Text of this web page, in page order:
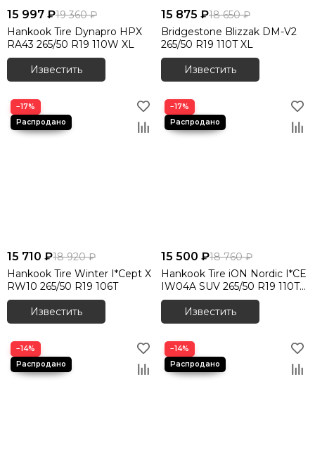
15 997 ₽19 360 ₽
Hankook Tire Dynapro HPX
RA43 265/50 R19 110W XL
Известить
15 875 ₽18 650 ₽
Bridgestone Blizzak DM-V2
265/50 R19 110T XL
Известить
−17%
15 710 ₽18 920 ₽
Hankook Tire Winter I*Cept X
RW10 265/50 R19 106T
Известить
−17%
15 500 ₽18 760 ₽
Hankook Tire iON Nordic I*CE
IW04A SUV 265/50 R19 110T
XL шип.
Известить
−14% −14%